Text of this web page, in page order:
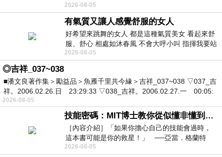
桑椹汁。 現在是連喝都沒喝
2026-08-05
有氣質又讓人感覺舒服的女人
好希望來跳舞的女人 都是這種氣質美女 看起來舒
服、舒心 相處如沐春風 不會大呼小叫 指揮我要站
哪個位子 妳老幾？？
2026-08-05
◎吉祥_037~038
■潘文良著作集＞勵益品＞魚雁千里共今緣＞吉祥_037~038 ▽037_吉
祥。2006.02.26.日 23:29:33 ▽038_吉祥。2006.02.27.一 00:05:
2026-08-05
技能密碼：MIT博士教你從似懂非懂到穩定輸出，把專業變事業的職能升級攻略 /麥特．比恩(容錯)
［內容介紹］「如果你擔心自己的技能會過時，
這本書可能是你的救星！」 ──亞當．格蘭特
（Adam Grant），《
2026-08-05